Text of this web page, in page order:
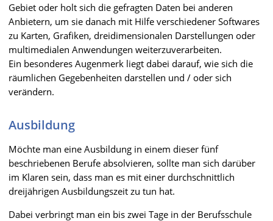
Gebiet oder holt sich die gefragten Daten bei anderen
Anbietern, um sie danach mit Hilfe verschiedener Softwares
zu Karten, Grafiken, dreidimensionalen Darstellungen oder
multimedialen Anwendungen weiterzuverarbeiten.
Ein besonderes Augenmerk liegt dabei darauf, wie sich die
räumlichen Gegebenheiten darstellen und / oder sich
verändern.
Ausbildung
Möchte man eine Ausbildung in einem dieser fünf
beschriebenen Berufe absolvieren, sollte man sich darüber
im Klaren sein, dass man es mit einer durchschnittlich
dreijährigen Ausbildungszeit zu tun hat.
Dabei verbringt man ein bis zwei Tage in der Berufsschule